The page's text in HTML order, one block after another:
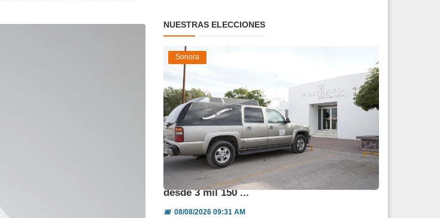
NUESTRAS ELECCIONES
Sonora
Ofrece DIF Sonora servicios funerarios
desde 3 mil 150 ...
📅08/08/2026 09:31 AM